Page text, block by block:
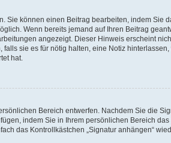
können einen Beitrag bearbeiten, indem Sie
Wenn bereits jemand auf Ihren Beitrag
angezeigt. Dieser Hinweis erscheint
sie es für nötig halten, eine Notiz
hat.
Bereich entwerfen. Nachdem Sie die
indem Sie in Ihrem persönlichen Bereich
das Kontrollkästchen „Signatur anhängen“